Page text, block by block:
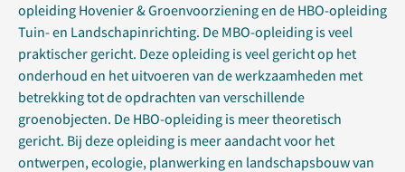
opleiding Hovenier & Groenvoorziening en de HBO-opleiding
Tuin- en Landschapinrichting. De MBO-opleiding is veel
praktischer gericht. Deze opleiding is veel gericht op het
onderhoud en het uitvoeren van de werkzaamheden met
betrekking tot de opdrachten van verschillende
groenobjecten. De HBO-opleiding is meer theoretisch
gericht. Bij deze opleiding is meer aandacht voor het
ontwerpen, ecologie, planwerking en landschapsbouw van